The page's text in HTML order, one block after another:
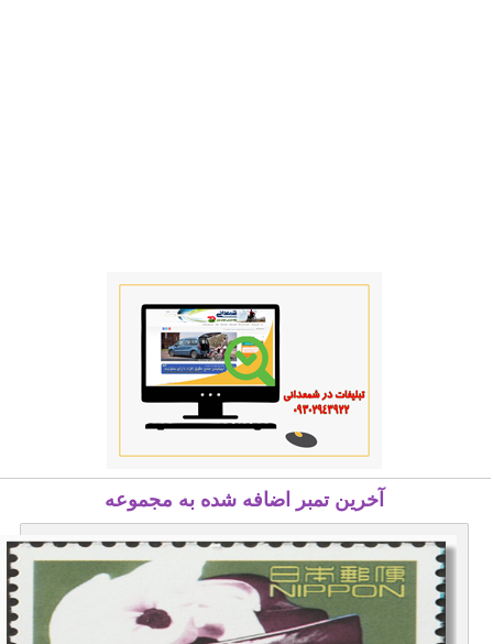
آخرین تمبر اضافه شده به مجموعه